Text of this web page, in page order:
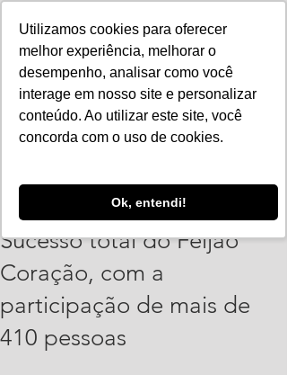
Utilizamos cookies para oferecer
melhor experiência, melhorar o
desempenho, analisar como você
interage em nosso site e personalizar
conteúdo. Ao utilizar este site, você
concorda com o uso de cookies.
Ok, entendi!
Sucesso total do Feijão
Coração, com a
participação de mais de
410 pessoas